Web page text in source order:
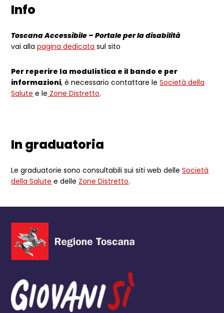
Info
Toscana Accessibile – Portale per la disabilità
vai allapagina dedicata sul sito
Per reperire la modulistica e il bando e per
informazioni, è necessario contattare leSocietà della
Salute e le Zone Distretto.
In graduatoria
Le graduatorie sono consultabili sui siti web delleSocietà
della Salute e delle Zone Distretto.